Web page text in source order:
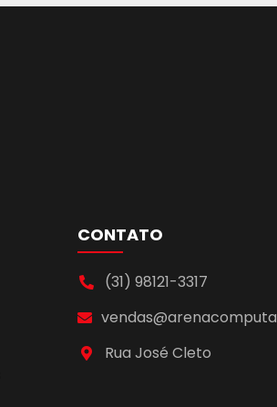
CONTATO
(31) 98121-3317
Rua José Cleto